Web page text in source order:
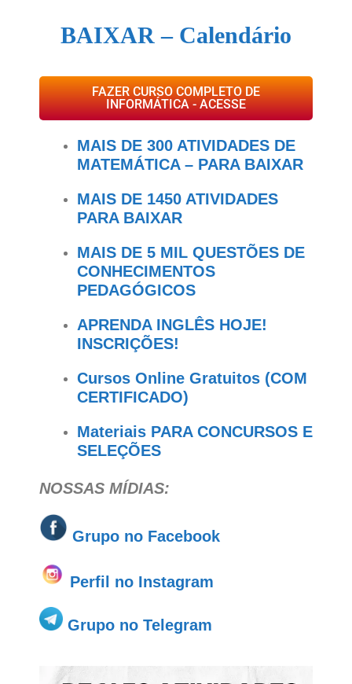
BAIXAR– Calendário
FAZER CURSO COMPLETO DE
INFORMÁTICA - ACESSE
MAIS DE 300 ATIVIDADES DE
MATEMÁTICA – PARA BAIXAR
MAIS DE 1450 ATIVIDADES
PARA BAIXAR
MAIS DE 5 MIL QUESTÕES DE
CONHECIMENTOS
PEDAGÓGICOS
APRENDA INGLÊS HOJE!
INSCRIÇÕES!
Cursos Online Gratuitos (COM
CERTIFICADO)
Materiais PARA CONCURSOS E
SELEÇÕES
NOSSAS MÍDIAS:
Grupo no Facebook
Perfil no Instagram
Grupo no Telegram